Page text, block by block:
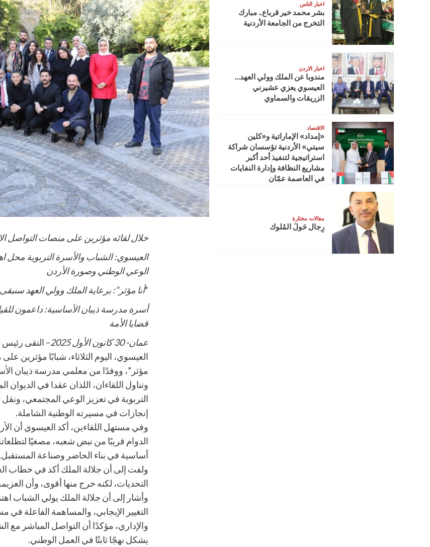
خلال لقائه مؤثرين على منصات التواصل
العيسوي: الشباب والأسرة التربوية محل
الوعي الوطني وصورة الأردن
“أنا مؤثر”: برعاية الملك وولي العهد
أسرة مدرسة ذيبان الأساسية: داعمون
قضايا الأمة
عمان- 30 كانون الأول 2025
– التقى
العيسوي، اليوم الثلاثاء، شبابًا مؤثرين
مؤثر”، ووفدًا من معلمي مدرسة ذيبان
وتناول اللقاءان، اللذان عقدا في
التربوية في تعزيز الوعي المجتمعي،
إنجازات في مسيرته الوطنية الشاملة.
وفي مستهل اللقاءين، أكد العيسوي أن
الدوام قريبًا من نبض شعبه، مصغيًا
أساسية في بناء الحاضر وصناعة المستقبل.
ولفت إلى أن جلالة الملك أكد في خطاب
التحديات، لكنه خرج منها أقوى، وأن
وأشار إلى أن جلالة الملك يولي الشباب
التغيير الإيجابي، والمساهمة الفاعلة
والإداري، مؤكدًا أن التواصل المباشر مع
يشكل نهجًا ثابتًا في العمل الوطني.
اخبار الناس
بشر محمد خير قرباع.. مبارك
التخرج من الجامعة الأردنية
اخبار الاردن
مندوبا عن الملك وولي العهد…
العيسوي يعزي عشيرني
الزريقات والسماوي
الاقتصاد
«إمداد» الإماراتية و«كلين
سيتي» الأردنية تؤسسان شراكة
استراتيجية لتنفيذ أحد أكبر
مشاريع النظافة وإدارة النفايات
في العاصمة عمّان
مقالات مختارة
رِجال حَولَ المُلوك